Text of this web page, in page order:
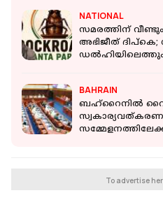
NATIONAL
സമരത്തിന്
അഭിജീത് ദിപ്‌കെ;
BAHRAIN
ബഹ്‌റൈനിൽ
സമ്മേളനത്തിലേക്ക്
To advertise